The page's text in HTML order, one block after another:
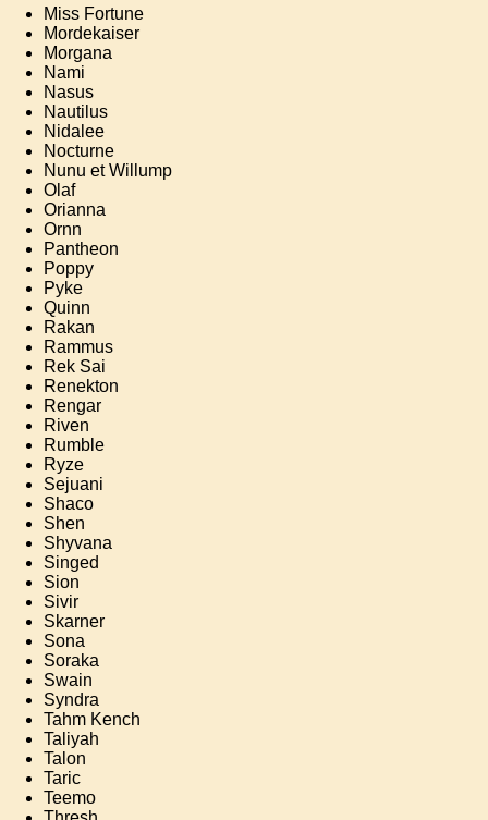
Miss Fortune
Mordekaiser
Morgana
Nami
Nasus
Nautilus
Nidalee
Nocturne
Nunu et Willump
Olaf
Orianna
Ornn
Pantheon
Poppy
Pyke
Quinn
Rakan
Rammus
Rek Sai
Renekton
Rengar
Riven
Rumble
Ryze
Sejuani
Shaco
Shen
Shyvana
Singed
Sion
Sivir
Skarner
Sona
Soraka
Swain
Syndra
Tahm Kench
Taliyah
Talon
Taric
Teemo